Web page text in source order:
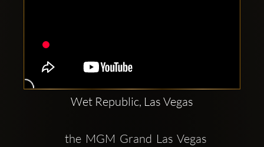
Wet Republic, Las Vegas
  the MGM Grand Las Vegas